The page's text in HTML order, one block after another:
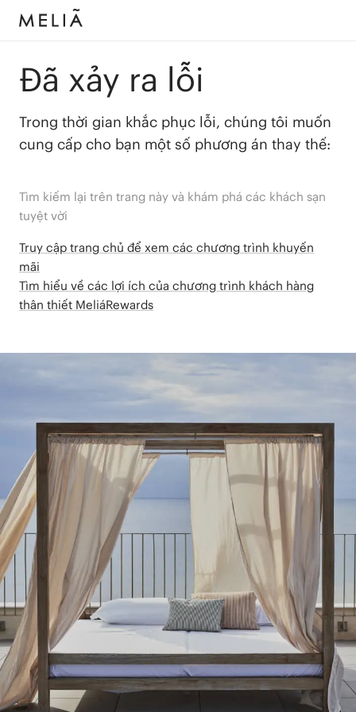
Đã xảy ra lỗi
Trong thời gian khắc phục lỗi, chúng tôi muốn
cung cấp cho bạn một số phương án thay thế:
Tìm kiếm lại trên trang này và khám phá các khách sạn
tuyệt vời
Truy cập trang chủ để xem các chương trình khuyến
mãi
Tìm hiểu về các lợi ích của chương trình khách hàng
thân thiết MeliáRewards